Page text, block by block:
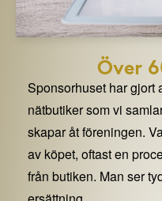
Över
Sponsorhuset har gjort
nätbutiker som vi
skapar åt föreningen.
av köpet, oftast en
från butiken. Man ser